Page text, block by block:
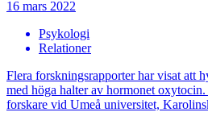
16 mars 2022
Psykologi
Relationer
Flera forskningsrapporter har visat att
med höga halter av hormonet
forskare vid Umeå universitet,